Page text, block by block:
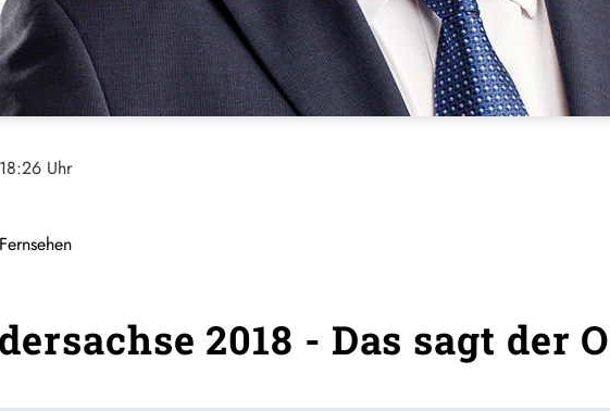
Uhr
2018 - Das sagt der